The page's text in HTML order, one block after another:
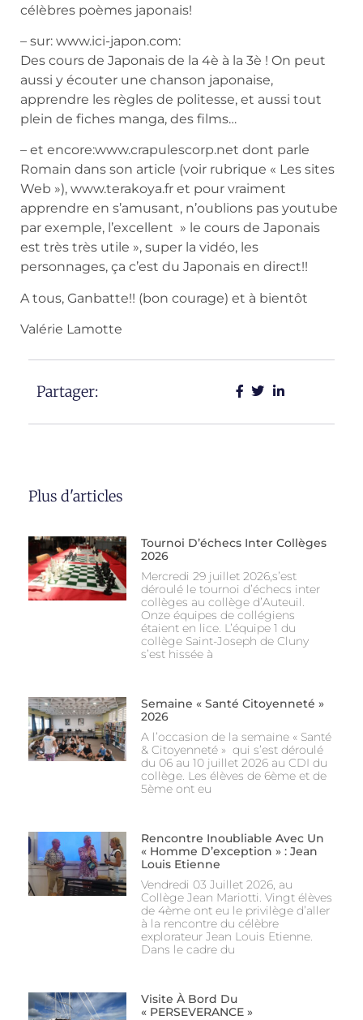
célèbres poèmes japonais!
– sur: www.ici-japon.com:
Des cours de Japonais de la 4è à la 3è ! On peut
aussi y écouter une chanson japonaise,
apprendre les règles de politesse, et aussi tout
plein de fiches manga, des films…
– et encore:www.crapulescorp.net dont parle
Romain dans son article (voir rubrique « Les sites
Web »), www.terakoya.fr et pour vraiment
apprendre en s’amusant, n’oublions pas youtube
par exemple, l’excellent » le cours de Japonais
est très très utile », super la vidéo, les
personnages, ça c’est du Japonais en direct!!
A tous, Ganbatte!! (bon courage) et à bientôt
Valérie Lamotte
Partager:
Plus d'articles
Tournoi D’échecs Inter Collèges
2026
Mercredi 29 juillet 2026,s’est
déroulé le tournoi d’échecs inter
collèges au collège d’Auteuil.
Onze équipes de collégiens
étaient en lice. L’équipe 1 du
collège Saint-Joseph de Cluny
s’est hissée à
Semaine « Santé Citoyenneté »
2026
A l’occasion de la semaine « Santé
& Citoyenneté » qui s’est déroulé
du 06 au 10 juillet 2026 au CDI du
collège. Les élèves de 6ème et de
5ème ont eu
Rencontre Inoubliable Avec Un
« Homme D’exception » : Jean
Louis Etienne
Vendredi 03 Juillet 2026, au
Collège Jean Mariotti. Vingt élèves
de 4ème ont eu le privilège d’aller
à la rencontre du célèbre
explorateur Jean Louis Etienne.
Dans le cadre du
Visite À Bord Du
« PERSEVERANCE »